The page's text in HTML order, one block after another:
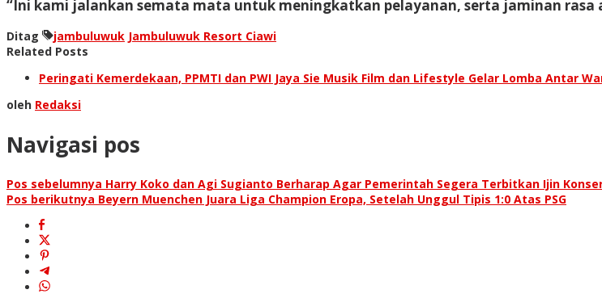
“Ini kami jalankan semata mata untuk meningkatkan pelayanan, serta jaminan rasa
Ditag jambuluwuk Jambuluwuk Resort Ciawi
Related Posts
Peringati Kemerdekaan, PPMTI dan PWI Jaya Sie Musik Film dan Lifestyle Gelar Lomba Antar
oleh Redaksi
Navigasi pos
Pos sebelumnya Harry Koko dan Agi Sugianto Berharap Agar Pemerintah Segera Terbitkan Ijin
Pos berikutnya Beyern Muenchen Juara Liga Champion Eropa, Setelah Unggul Tipis 1:0 Atas PSG